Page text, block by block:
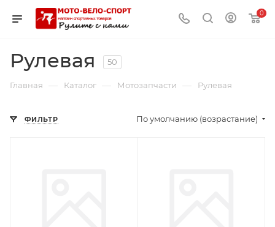
0
Рулевая 50
Главная — Каталог — Мотозапчасти — Рулевая
ФИЛЬТР По умолчанию (возрастание)